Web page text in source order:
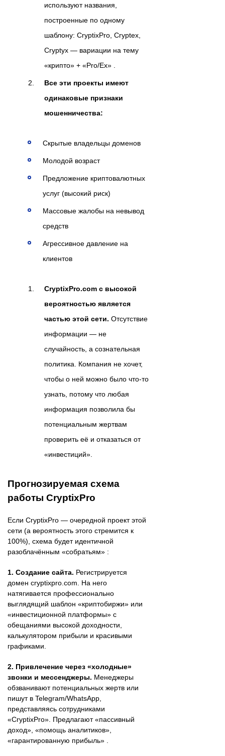
используют названия,
построенные по одному
шаблону: CryptixPro, Cryptex,
Cryptyx — вариации на тему
«крипто» + «Pro/Ex» .
Все эти проекты имеют
одинаковые признаки
мошенничества:
Скрытые владельцы доменов
Молодой возраст
Предложение криптовалютных
услуг (высокий риск)
Массовые жалобы на невывод
средств
Агрессивное давление на
клиентов
CryptixPro.com с высокой
вероятностью является
частью этой сети. Отсутствие
информации — не
случайность, а сознательная
политика. Компания не хочет,
чтобы о ней можно было что-то
узнать, потому что любая
информация позволила бы
потенциальным жертвам
проверить её и отказаться от
«инвестиций».
Прогнозируемая схема
работы CryptixPro
Если CryptixPro — очередной проект этой
сети (а вероятность этого стремится к
100%), схема будет идентичной
разоблачённым «собратьям» :
1. Создание сайта. Регистрируется
домен cryptixpro.com. На него
натягивается профессионально
выглядящий шаблон «криптобиржи» или
«инвестиционной платформы» с
обещаниями высокой доходности,
калькулятором прибыли и красивыми
графиками.
2. Привлечение через «холодные»
звонки и мессенджеры. Менеджеры
обзванивают потенциальных жертв или
пишут в Telegram/WhatsApp,
представляясь сотрудниками
«CryptixPro». Предлагают «пассивный
доход», «помощь аналитиков»,
«гарантированную прибыль» .